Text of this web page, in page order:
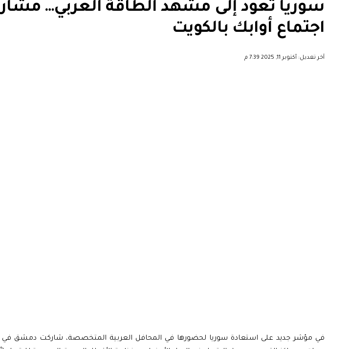
سوريا تعود إلى مشهد الطاقة العربي…
اجتماع أوابك بالكويت
آخر تعديل: أكتوبر 11, 2025 7:39 م
في مؤشر جديد على استعادة سوريا لحضورها في المحافل العربية المتخصصة، شاركت دمشق في